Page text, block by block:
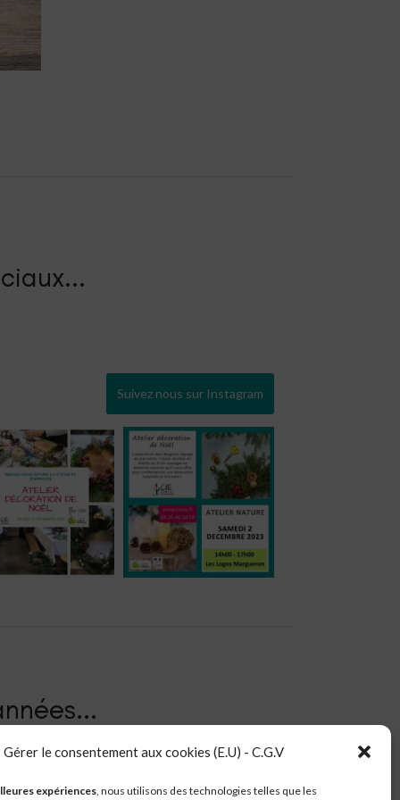
Gérer le consentement aux cookies (E.U) - C.G.V
expériences, nous utilisons des technologies telles que les
Suivez nous sur Instagram